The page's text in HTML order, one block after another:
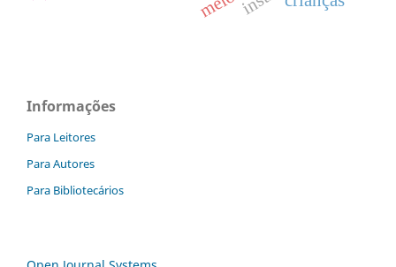
Informações
Para Leitores
Para Autores
Para Bibliotecários